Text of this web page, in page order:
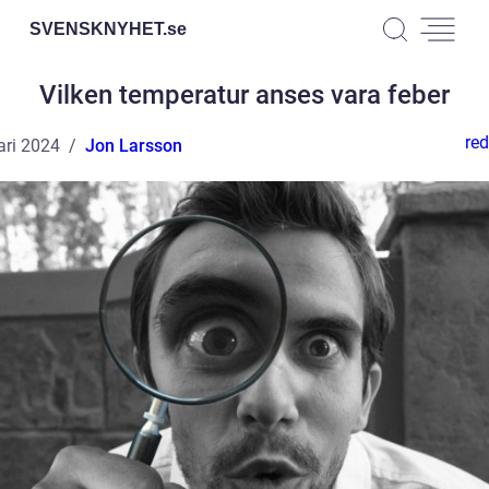
SVENSKNYHET.se
Vilken temperatur anses vara feber
2024 Jon Larsson